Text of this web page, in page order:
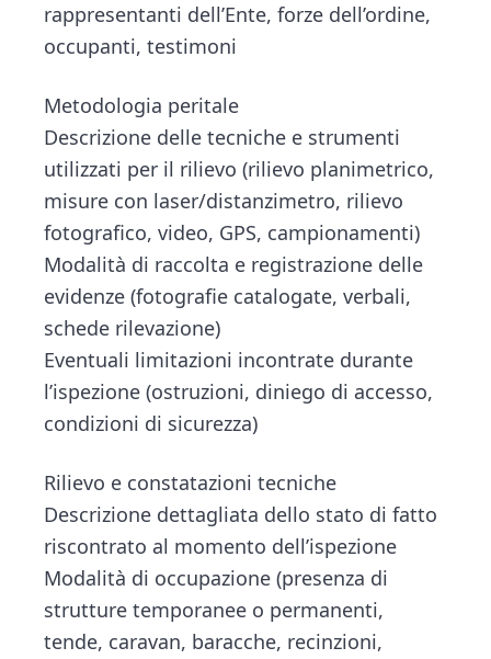
rappresentanti dell’Ente, forze dell’ordine,
occupanti, testimoni
Metodologia peritale
Descrizione delle tecniche e strumenti
utilizzati per il rilievo (rilievo planimetrico,
misure con laser/distanzimetro, rilievo
fotografico, video, GPS, campionamenti)
Modalità di raccolta e registrazione delle
evidenze (fotografie catalogate, verbali,
schede rilevazione)
Eventuali limitazioni incontrate durante
l’ispezione (ostruzioni, diniego di accesso,
condizioni di sicurezza)
Rilievo e constatazioni tecniche
Descrizione dettagliata dello stato di fatto
riscontrato al momento dell’ispezione
Modalità di occupazione (presenza di
strutture temporanee o permanenti,
tende, caravan, baracche, recinzioni,